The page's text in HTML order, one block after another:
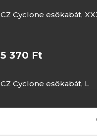
CZ Cyclone esőkabát,
5 370 Ft
CZ Cyclone esőkabát, L